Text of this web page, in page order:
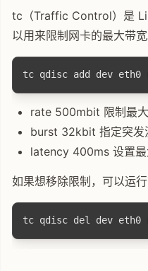
tc（Traffic Control）是
以用来限制网卡的最大带宽
rate 500mbit 限制最
burst 32kbit 指定突发
latency 400ms 设置最
如果想移除限制，可以运行